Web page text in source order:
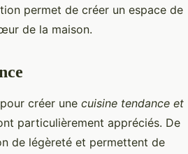
permet de créer un espace de
de la maison.
créer une cuisine tendance et
particulièrement appréciés. De
de légèreté et permettent de